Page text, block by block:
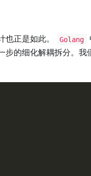
也正是如此。 Golang
步的细化解耦拆分。我